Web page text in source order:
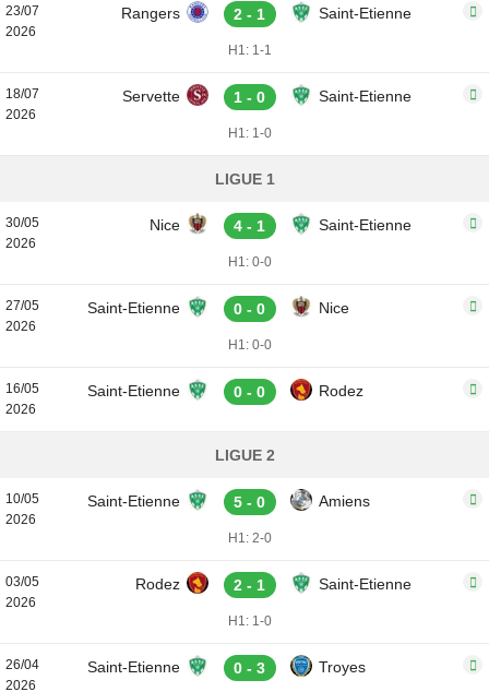
23/07
2026
Rangers 2 - 1 Saint-Etienne
H1: 1-1
18/07
2026
Servette 1 - 0 Saint-Etienne
H1: 1-0
LIGUE 1
30/05
2026
Nice 4 - 1 Saint-Etienne
H1: 0-0
27/05
2026
Saint-Etienne 0 - 0 Nice
H1: 0-0
16/05
2026
Saint-Etienne 0 - 0 Rodez
LIGUE 2
10/05
2026
Saint-Etienne 5 - 0 Amiens
H1: 2-0
03/05
2026
Rodez 2 - 1 Saint-Etienne
H1: 1-0
26/04
2026
Saint-Etienne 0 - 3 Troyes